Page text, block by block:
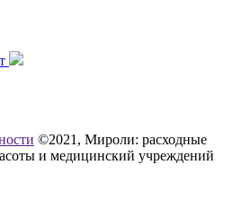
©2021, Мироли: расходные
и медицинский учреждений